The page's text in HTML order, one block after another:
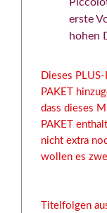
erste
hohen
Dieses
PAKET
dass dieses
PAKET
nicht extra
wollen es
Titelfolgen